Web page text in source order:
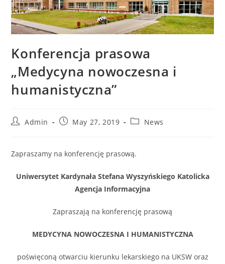
Konferencja prasowa
„Medycyna nowoczesna i
humanistyczna”
Admin May 27, 2019 News
Zapraszamy na konferencję prasową.
Uniwersytet Kardynała Stefana Wyszyńskiego Katolicka
Agencja Informacyjna
Zapraszają na konferencję prasową
MEDYCYNA NOWOCZESNA I HUMANISTYCZNA
poświęconą otwarciu kierunku lekarskiego na UKSW oraz